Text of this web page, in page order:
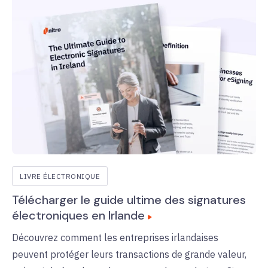
LIVRE ÉLECTRONIQUE
Télécharger le guide ultime des signatures
électroniques en Irlande
Découvrez comment les entreprises irlandaises
peuvent protéger leurs transactions de grande valeur,